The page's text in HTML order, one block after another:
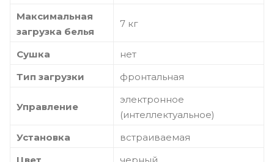
Максимальная
загрузка белья
7 кг
Сушка
нет
Тип загрузки
фронтальная
Управление
электронное
(интеллектуальное)
Установка
встраиваемая
Цвет
черный